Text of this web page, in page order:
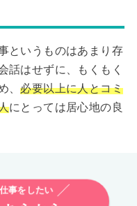
というものはあまり存
話はせずに、もくもく
、必要以上に人とコミ
にとっては居心地の良
事をしたい